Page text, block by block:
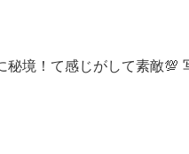
秘境！て感じがして素敵💯